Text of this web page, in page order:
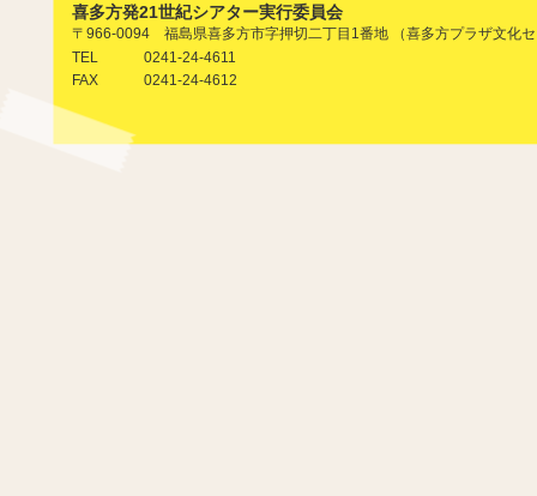
喜多方発21世紀シアター実行委員会
〒966-0094 福島県喜多方市字押切二丁目1番地 （喜多方プラザ文化
TEL
0241-24-4611
FAX
0241-24-4612